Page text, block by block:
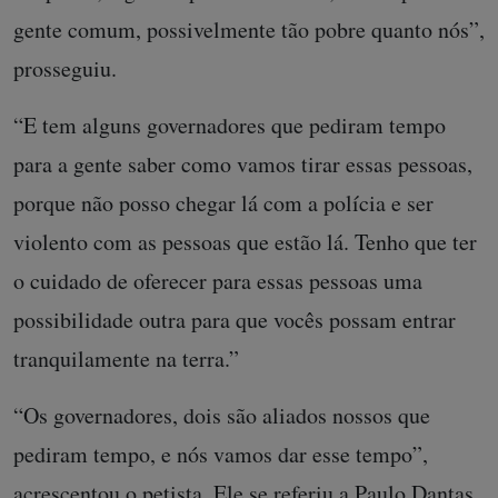
gente comum, possivelmente tão pobre quanto nós”,
prosseguiu.
“E tem alguns governadores que pediram tempo
para a gente saber como vamos tirar essas pessoas,
porque não posso chegar lá com a polícia e ser
violento com as pessoas que estão lá. Tenho que ter
o cuidado de oferecer para essas pessoas uma
possibilidade outra para que vocês possam entrar
tranquilamente na terra.”
“Os governadores, dois são aliados nossos que
pediram tempo, e nós vamos dar esse tempo”,